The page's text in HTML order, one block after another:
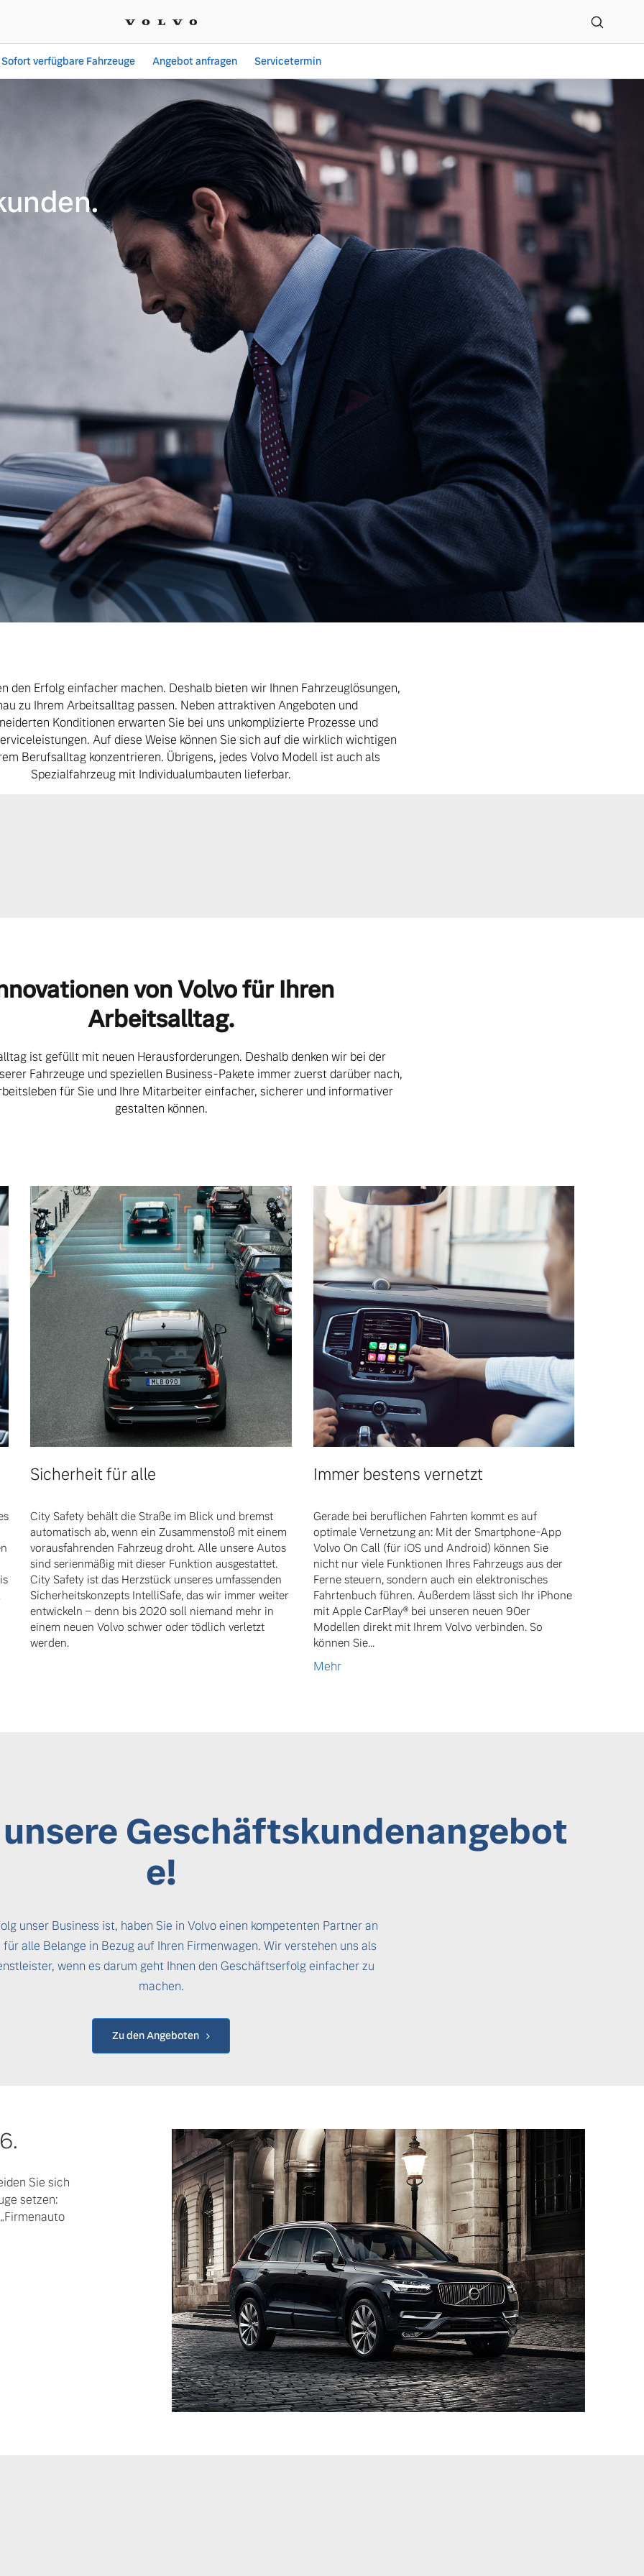
| Popp Fahrzeugbau GmbH
Sofort verfügbare Fahrzeuge Angebot anfragen Servicetermin
den Erfolg einfacher machen. Deshalb bieten wir Ihnen Fahrzeuglösungen,
zu Ihrem Arbeitsalltag passen. Neben attraktiven Angeboten und
Konditionen erwarten Sie bei uns unkomplizierte Prozesse und
Auf diese Weise können Sie sich auf die wirklich wichtigen
Berufsalltag konzentrieren. Übrigens, jedes Volvo Modell ist auch als
Spezialfahrzeug mit Individualumbauten lieferbar.
von Volvo für Ihren
Arbeitsalltag.
ist gefüllt mit neuen Herausforderungen. Deshalb denken wir bei der
Fahrzeuge und speziellen Business-Pakete immer zuerst darüber nach,
für Sie und Ihre Mitarbeiter einfacher, sicherer und informativer
gestalten können.
Sicherheit für alle
City Safety behält die Straße im Blick und bremst
automatisch ab, wenn ein Zusammenstoß mit einem
vorausfahrenden Fahrzeug droht. Alle unsere Autos
sind serienmäßig mit dieser Funktion ausgestattet.
City Safety ist das Herzstück unseres umfassenden
Sicherheitskonzepts IntelliSafe, das wir immer weiter
entwickeln – denn bis 2020 soll niemand mehr in
einem neuen Volvo schwer oder tödlich verletzt
werden.
Immer bestens vernetzt
Gerade bei beruflichen Fahrten kommt es auf
optimale Vernetzung an: Mit der Smartphone-App
Volvo On Call (für iOS und Android) können Sie
nicht nur viele Funktionen Ihres Fahrzeugs aus der
Ferne steuern, sondern auch ein elektronisches
Fahrtenbuch führen. Außerdem lässt sich Ihr iPhone
mit Apple CarPlay® bei unseren neuen 90er
Modellen direkt mit Ihrem Volvo verbinden. So
können Sie...
Mehr
Geschäftskundenangebot
e!
unser Business ist, haben Sie in Volvo einen kompetenten Partner an
für alle Belange in Bezug auf Ihren Firmenwagen. Wir verstehen uns als
wenn es darum geht Ihnen den Geschäftserfolg einfacher zu
machen.
Zu den Angeboten
Sie sich
setzen: